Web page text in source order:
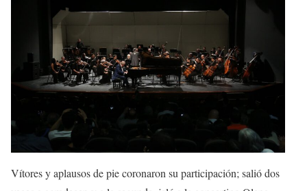
Vítores y aplausos de pie coronaron su participación; salió dos